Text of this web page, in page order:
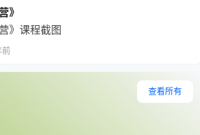
》
》课程截图
前
查看所有